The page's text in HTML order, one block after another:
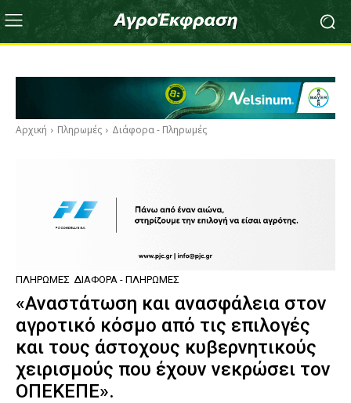
Αρχική Πληρωμές Διάφορα - Πληρωμές
ΠΛΗΡΩΜΈΣ ΔΙΆΦΟΡΑ - ΠΛΗΡΩΜΈΣ
«Αναστάτωση και ανασφάλεια στον
αγροτικό κόσμο από τις επιλογές
και τους άστοχους κυβερνητικούς
χειρισμούς που έχουν νεκρώσει τον
ΟΠΕΚΕΠΕ».